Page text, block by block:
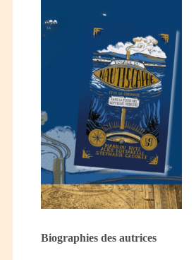
Biographies des autrices